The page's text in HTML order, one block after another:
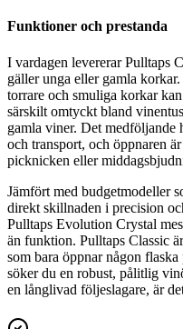
Funktioner och prestanda
I vardagen levererar Pulltaps
gäller unga eller gamla
torrare och smuliga korkar
särskilt omtyckt bland
gamla viner. Det
och transport, och öppnaren
picknicken eller
Jämfört med budgetmodeller
direkt skillnaden i precision
Pulltaps Evolution Crystal
än funktion. Pulltaps Classic
som bara öppnar någon
söker du en robust, pålitlig
en långlivad följeslagare, är